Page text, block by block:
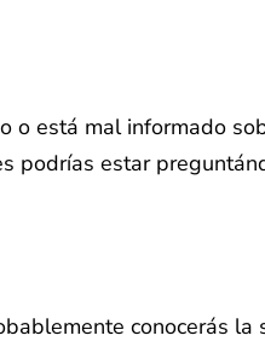
o está mal informado
podrías estar
conocerás la